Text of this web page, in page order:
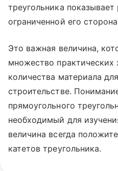
треугольника
ограниченной его
Это важная величина,
множество практических
количества материала
строительстве.
прямоугольного
необходимый для
величина всегда
катетов треугольника.